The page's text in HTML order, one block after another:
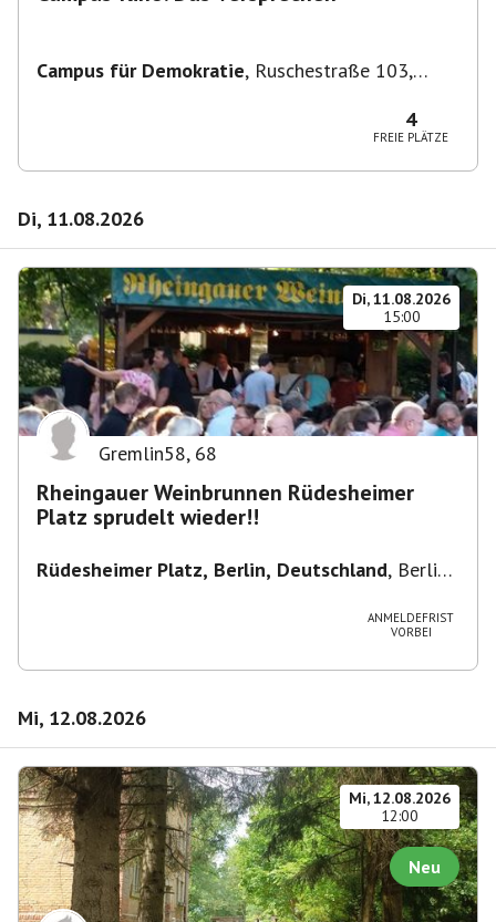
Campus für Demokratie, Ruschestraße 103,
4
FREIE PLÄTZE
Di, 11.08.2026
Di, 11.08.2026
15:00
Gremlin58, 68
Rheingauer Weinbrunnen Rüdesheimer
Platz sprudelt wieder!!
Rüdesheimer Platz, Berlin, Deutschland, Berlin-
ANMELDEFRIST
VORBEI
Mi, 12.08.2026
Mi, 12.08.2026
12:00
Neu